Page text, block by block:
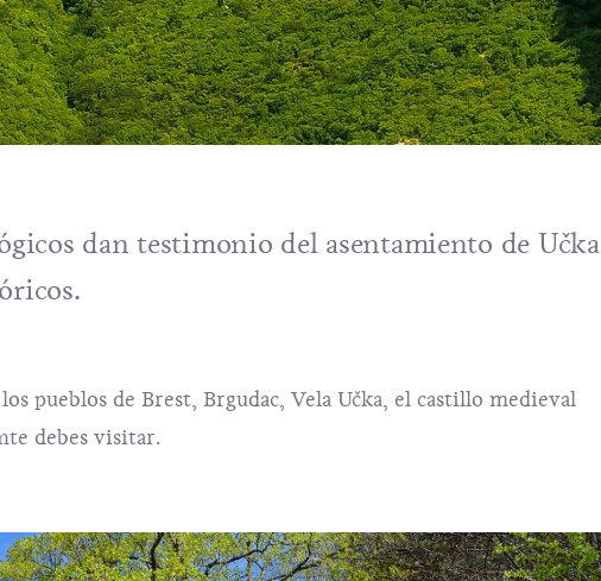
dan testimonio del asentamiento de Učka
pueblos de Brest, Brgudac, Vela Učka, el castillo medieval
debes visitar.